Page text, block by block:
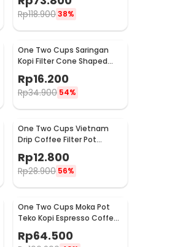
NM-8300
Rp118.90038%
One Two Cups Saringan
Kopi Filter Cone Shaped
Coffee Dripper 1 PCS - K741
Rp16.200
Rp34.900 54%
One Two Cups Vietnam
Drip Coffee Filter Pot
Saringan Kopi 124ml 7Q -
LC1
Rp12.800
Rp28.900 56%
One Two Cups Moka Pot
Teko Kopi Espresso Coffee
Maker Stovetop 2 Cup
100ml - Z21
Rp64.500